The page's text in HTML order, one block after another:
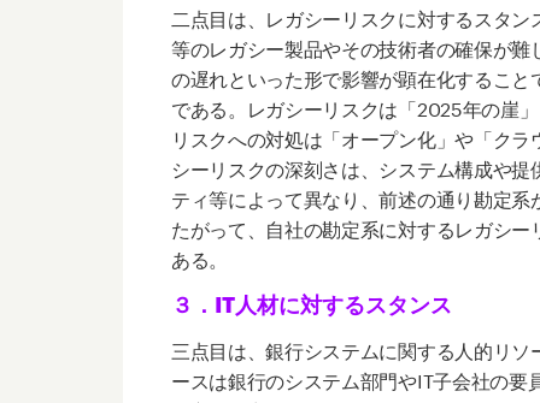
二点目は、レガシーリスクに対するスタ
等のレガシー製品やその技術者の確保が
の遅れといった形で影響が顕在化するこ
である。レガシーリスクは「2025年の崖
リスクへの対処は「オープン化」や「ク
シーリスクの深刻さは、システム構成や提
ティ等によって異なり、前述の通り勘定
たがって、自社の勘定系に対するレガシ
ある。
３．IT人材に対するスタンス
三点目は、銀行システムに関する人的リ
ースは銀行のシステム部門やIT子会社の要